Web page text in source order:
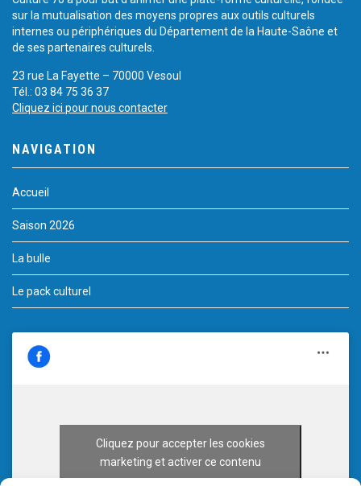
sur la mutualisation des moyens propres aux outils culturels
internes ou périphériques du Département de la Haute-Saône et
de ses partenaires culturels.
23 rue La Fayette – 70000 Vesoul
Tél.: 03 84 75 36 37
Cliquez ici pour nous contacter
NAVIGATION
Accueil
Saison 2026
La bulle
Le pack culturel
Cliquez pour accepter les cookies
marketing et activer ce contenu